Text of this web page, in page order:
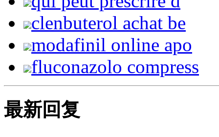
clenbuterol achat be
modafinil online apo
fluconazolo compress
最新回复